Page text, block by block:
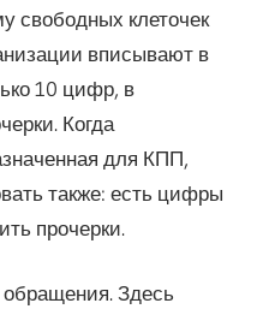
свободных клеточек
вписывают в
10 цифр, в
Когда
для КПП,
также: есть цифры
прочерки.
Здесь